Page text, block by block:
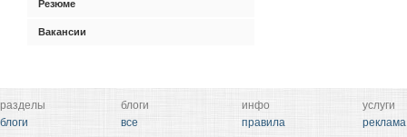
Резюме
Вакансии
разделы
блоги
блоги
все
инфо
правила
услуги
реклама